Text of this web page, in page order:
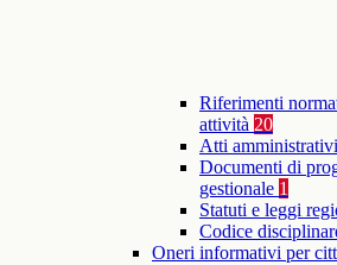
Riferimenti
attività 20
Atti
Documenti di
gestionale 1
Statuti e leggi
Codice
Oneri informativi per